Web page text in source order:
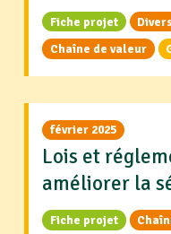
Fiche projet
Chaîne de valeur
février 2025
Lois et
améliorer la
Fiche projet